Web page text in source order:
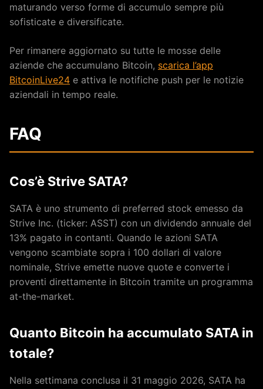
maturando verso forme di accumulo sempre più
sofisticate e diversificate.
Per rimanere aggiornato su tutte le mosse delle
aziende che accumulano Bitcoin, scarica l’app
BitcoinLive24 e attiva le notifiche push per le notizie
aziendali in tempo reale.
FAQ
Cos’è Strive SATA?
SATA è uno strumento di preferred stock emesso da
Strive Inc. (ticker: ASST) con un dividendo annuale del
13% pagato in contanti. Quando le azioni SATA
vengono scambiate sopra i 100 dollari di valore
nominale, Strive emette nuove quote e converte i
proventi direttamente in Bitcoin tramite un programma
at-the-market.
Quanto Bitcoin ha accumulato SATA in
totale?
Nella settimana conclusa il 31 maggio 2026, SATA ha